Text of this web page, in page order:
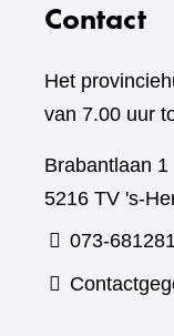
Contact
Het
van 7.00 uur
Brabantlaan 1
5216 TV 's-
073-